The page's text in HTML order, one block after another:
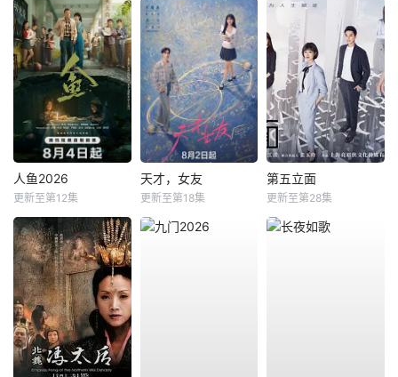
人鱼2026
更新至第12集
天才，女友
更新至第18集
第五立面
更新至第28集